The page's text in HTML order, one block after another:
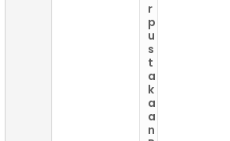
r
p
u
s
t
a
k
a
a
n